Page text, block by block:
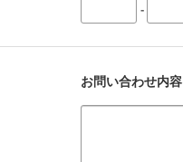
-
お問い合わせ内容